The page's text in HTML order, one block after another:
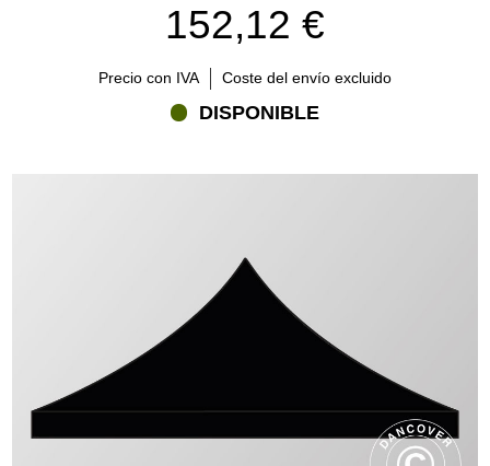
152,12 €
Precio con IVA Coste del envío excluido
DISPONIBLE